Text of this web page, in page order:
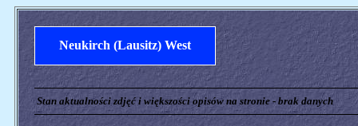
Neukirch (Lausitz) West
Stan aktualności zdjęć i większości opisów na stronie - brak danych